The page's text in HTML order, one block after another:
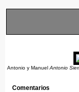
Antonio y Manuel Antonio
Comentarios